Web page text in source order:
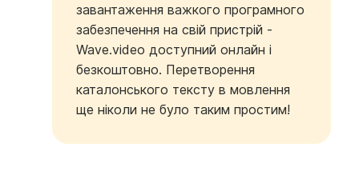
завантаження важкого програмного
забезпечення на свій пристрій -
Wave.video доступний онлайн і
безкоштовно. Перетворення
каталонського тексту в мовлення
ще ніколи не було таким простим!